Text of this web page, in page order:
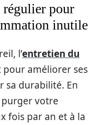
régulier pour
inutile
l’entretien du
améliorer ses
sa durabilité. En
votre
fois par an et à la